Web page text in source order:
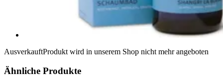
AusverkauftProdukt wird in unserem Shop nicht mehr angeboten
Ähnliche Produkte